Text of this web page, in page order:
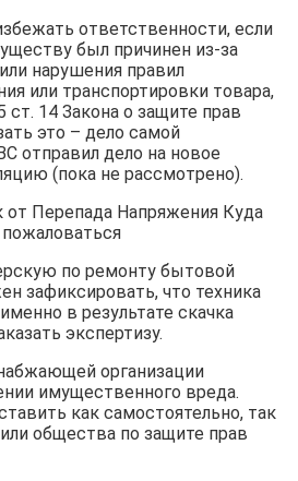
ответственности, если
был причинен из-за
нарушения правил
или транспортировки товара,
ст. 14 Закона о защите прав
это – дело самой
отправил дело на новое
(пока не рассмотрено).
по ремонту бытовой
зафиксировать, что техника
в результате скачка
экспертизу.
организации
имущественного вреда.
как самостоятельно, так
общества по защите прав